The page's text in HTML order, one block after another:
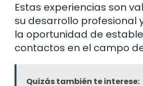
Estas experiencias son
su desarrollo profesional
la oportunidad de
contactos en el campo
Quizás también te interese: